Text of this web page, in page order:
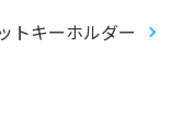
トキーホルダー